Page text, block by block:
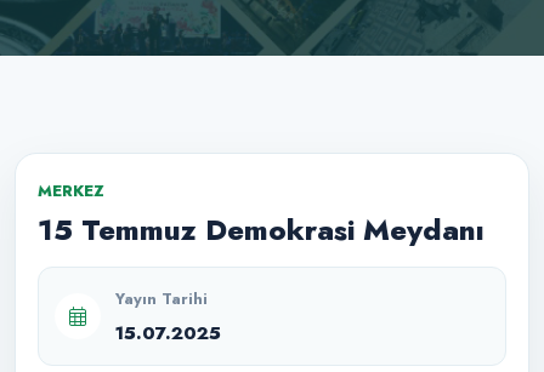
MERKEZ
15 Temmuz Demokrasi Meydanı
Yayın Tarihi
15.07.2025